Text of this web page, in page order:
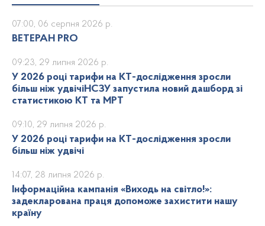
ВЕТЕРАН PRO
07:00, 06 серпня 2026 р.
У 2026 році тарифи на КТ-дослідження зросли
більш ніж удвічіНСЗУ запустила новий дашборд зі
статистикою КТ та МРТ
09:23, 29 липня 2026 р.
У 2026 році тарифи на КТ-дослідження зросли
більш ніж удвічі
09:10, 29 липня 2026 р.
Інформаційна кампанія «Виходь на світло!»:
задекларована праця допоможе захистити нашу
країну
14:07, 28 липня 2026 р.